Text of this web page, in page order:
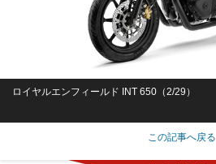
ロイヤルエンフィールド INT 650（2/29）
この記事へ戻る